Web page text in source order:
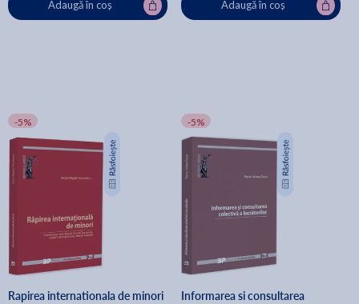
Adaugă în coș Adaugă în coș
-5%
Rapirea internationala de minori
-5%
Informarea si consultarea